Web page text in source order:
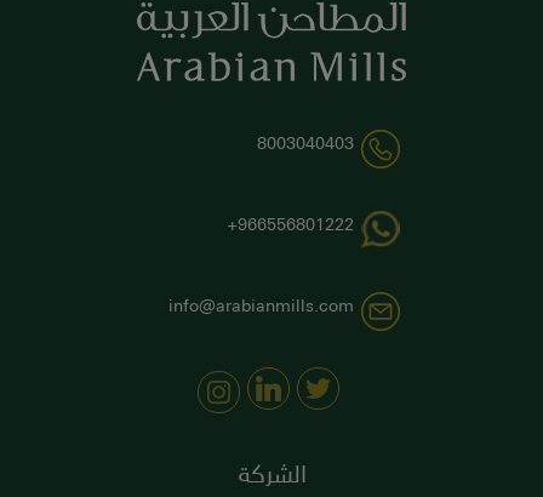
8003040403
966556801222+
info@arabianmills.com
الشركة